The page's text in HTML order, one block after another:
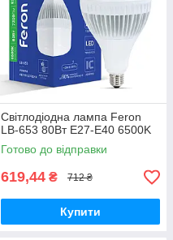
Світлодіодна лампа Feron
LB-653 80Вт Е27-E40 6500K
Готово до відправки
619,44 ₴ 712 ₴
Купити